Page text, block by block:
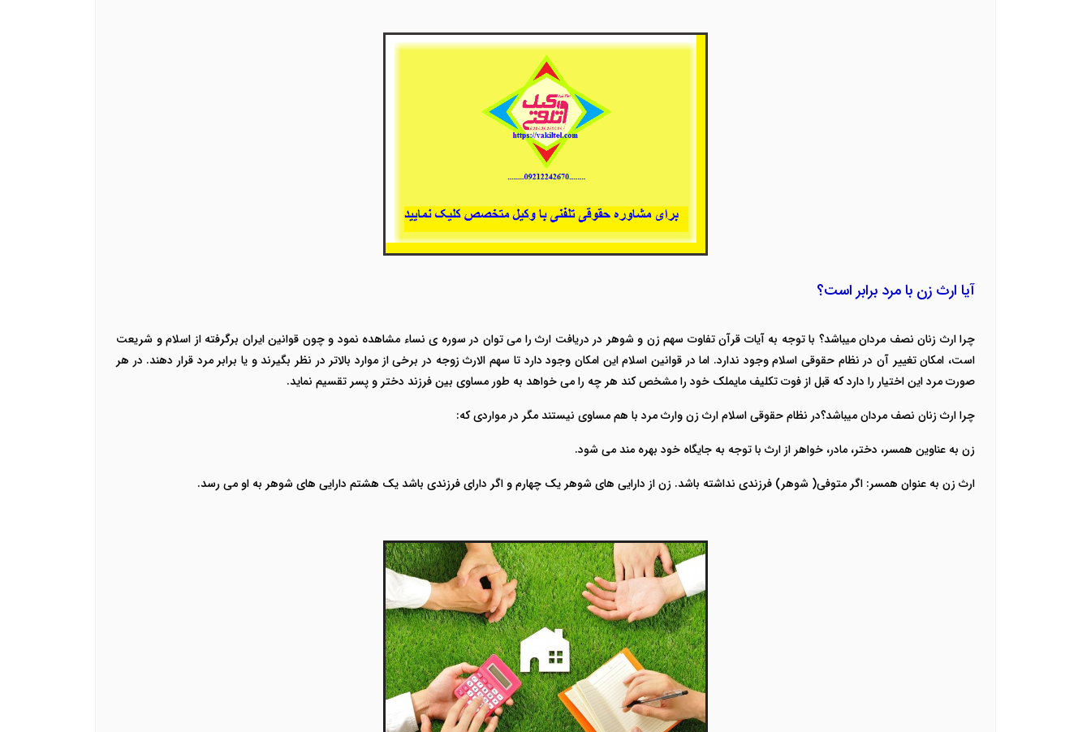
آیا ارث زن با مرد برابر است؟
چرا ارث زنان نصف مردان میباشد؟ با توجه به آیات قرآن تفاوت سهم زن و شوهر در دریافت ارث را می توان در سوره ی نساء مشاهده نمود و چون قوانین ایران برگرفته از اسلام و شریعت
است، امکان تغییر آن در نظام حقوقی اسلام وجود ندارد. اما در قوانین اسلام این امکان وجود دارد تا سهم الارث زوجه در برخی از موارد بالاتر در نظر بگیرند و یا برابر مرد قرار دهند. در هر
صورت مرد این اختیار را دارد که قبل از فوت تکلیف مایملک خود را مشخص کند هر چه را می خواهد به طور مساوی بین فرزند دختر و پسر تقسیم نماید.
چرا ارث زنان نصف مردان میباشد؟در نظام حقوقی اسلام ارث زن وارث مرد با هم مساوی نیستند مگر در مواردی که:
زن به عناوین همسر، دختر، مادر، خواهر از ارث با توجه به جایگاه خود بهره مند می شود.
ارث زن به عنوان همسر: اگر متوفی( شوهر) فرزندی نداشته باشد. زن از دارایی های شوهر یک چهارم و اگر دارای فرزندی باشد یک هشتم دارایی های شوهر به او می رسد.